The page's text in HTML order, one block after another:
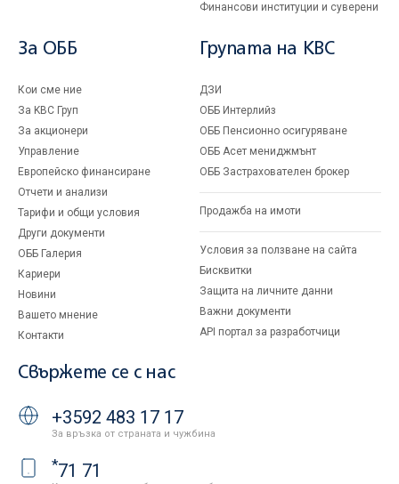
Финансови институции и суверени
За ОББ
Кои сме ние
За KBC Груп
За акционери
Управление
Европейско финансиране
Отчети и анализи
Тарифи и общи условия
Други документи
ОББ Галерия
Кариери
Новини
Вашето мнение
Контакти
Групата на KBC
ДЗИ
ОББ Интерлийз
ОББ Пенсионно осигуряване
ОББ Асет мениджмънт
ОББ Застрахователен брокер
Продажба на имоти
Условия за ползване на сайта
Бисквитки
Защита на личните данни
Важни документи
API портал за разработчици
Свържете се с нас
+3592 483 17 17
За връзка от страната и чужбина
*71 71